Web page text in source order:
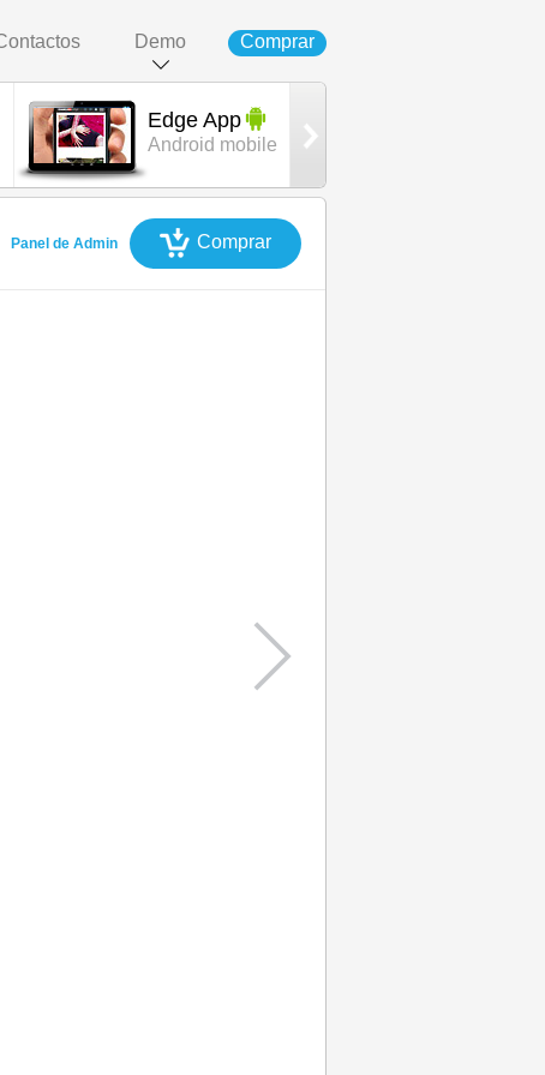
Demo Comprar
Edge App
Android mobile
Comprar
Panel de Admin